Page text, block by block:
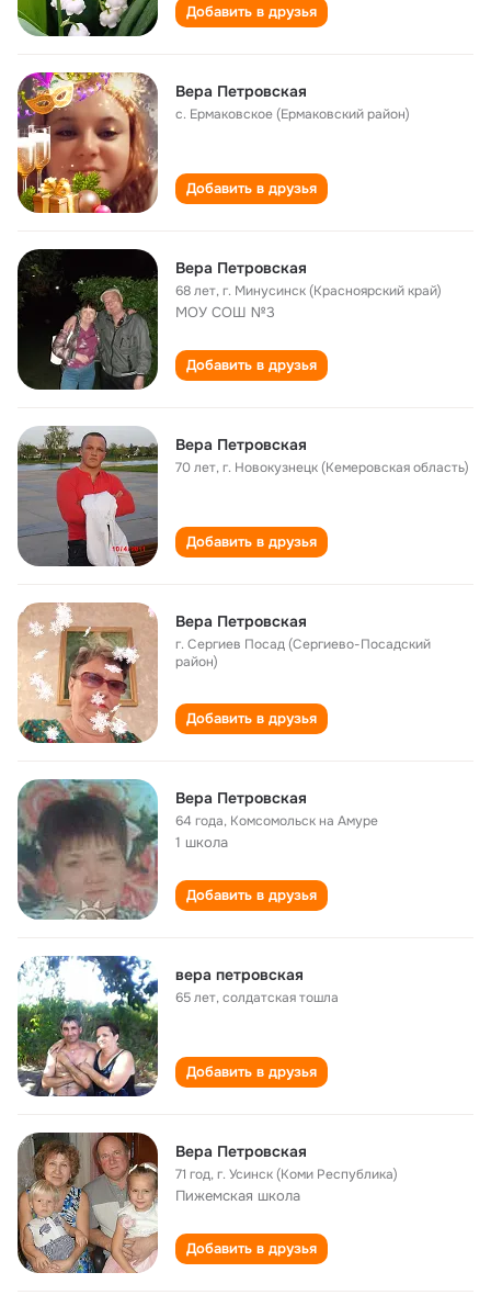
Добавить в друзья
Вера Петровская
с. Ермаковское (Ермаковский район)
Добавить в друзья
Вера Петровская
68 лет,г. Минусинск (Красноярский край)
МОУ СОШ №3
Добавить в друзья
Вера Петровская
70 лет,г. Новокузнецк (Кемеровская область)
Добавить в друзья
Вера Петровская
г. Сергиев Посад (Сергиево-Посадский
район)
Добавить в друзья
Вера Петровская
64 года, Комсомольск на Амуре
1 школа
Добавить в друзья
вера петровская
65 лет,солдатская тошла
Добавить в друзья
Вера Петровская
71 год,г. Усинск (Коми Республика)
Пижемская школа
Добавить в друзья